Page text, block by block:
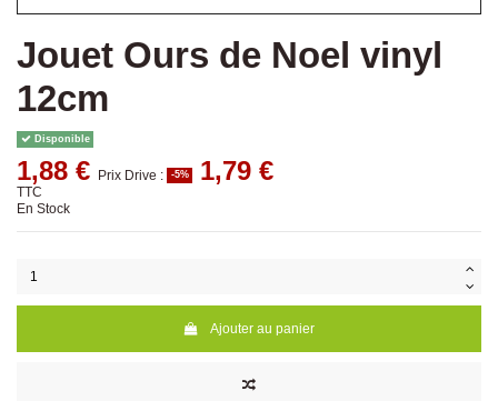
Jouet Ours de Noel vinyl
12cm
Disponible
1,88 € Prix Drive : -5% 1,79 €
TTC
En Stock
Ajouter au panier